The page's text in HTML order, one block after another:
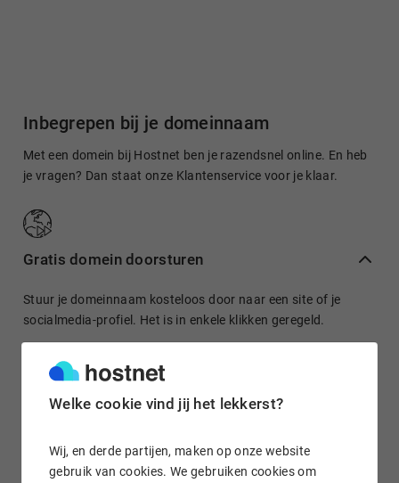
Welke cookie vind jij het lekkerst?
Wij, en derde partijen, maken op onze website
gebruik van cookies. We gebruiken cookies om
Inbegrepen bij je domeinnaam
Met een domein bij Hostnet ben je razendsnel online. En heb
je vragen? Dan staat onze Klantenservice voor je klaar.
Gratis domein doorsturen
Stuur je domeinnaam kosteloos door naar een site of je
socialmedia-profiel. Het is in enkele klikken geregeld.
Gratis e-mail doorsturen